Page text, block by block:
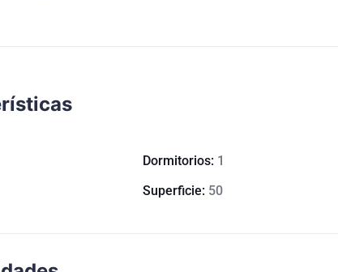
Dormitorios: 1
Superficie: 50